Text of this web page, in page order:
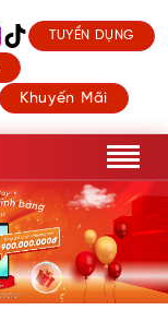
Khuyến Mãi
TUYỂN DỤNG